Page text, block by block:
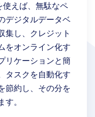
えば、無駄なペ
デジタルデータベ
集し、クレジット
をオンライン化す
リケーションと簡
タスクを自動化す
節約し、その分を
。